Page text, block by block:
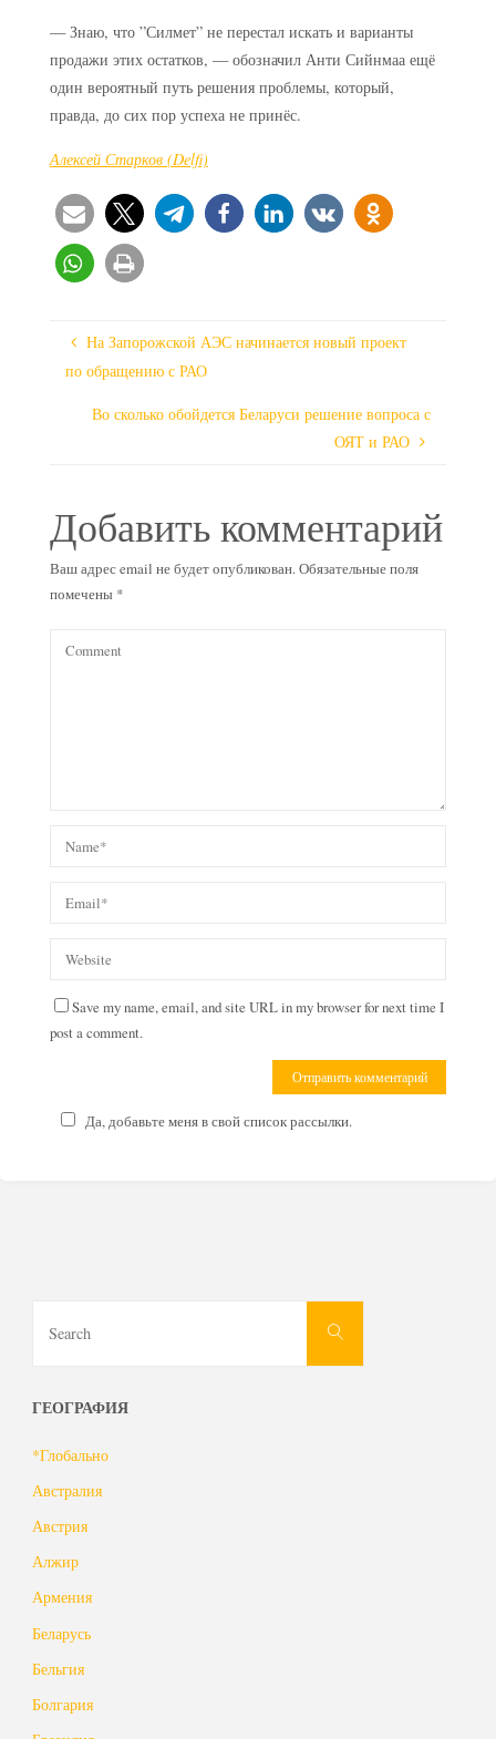
— Знаю, что ”Силмет” не перестал искать и варианты
продажи этих остатков, — обозначил Анти Сийнмаа ещё
один вероятный путь решения проблемы, который,
правда, до сих пор успеха не принёс.
Алексей Старков (Delfi)
На Запорожской АЭС начинается новый проект
по обращению с РАО
Во сколько обойдется Беларуси решение вопроса с
ОЯТ и РАО
Добавить комментарий
Ваш адрес email не будет опубликован.Обязательные поля
помечены *
Save my name, email, and site URL in my browser for next time I
post a comment.
Да, добавьте меня в свой список рассылки.
Search
ГЕОГРАФИЯ
*Глобально
Австралия
Австрия
Алжир
Армения
Беларусь
Бельгия
Болгария